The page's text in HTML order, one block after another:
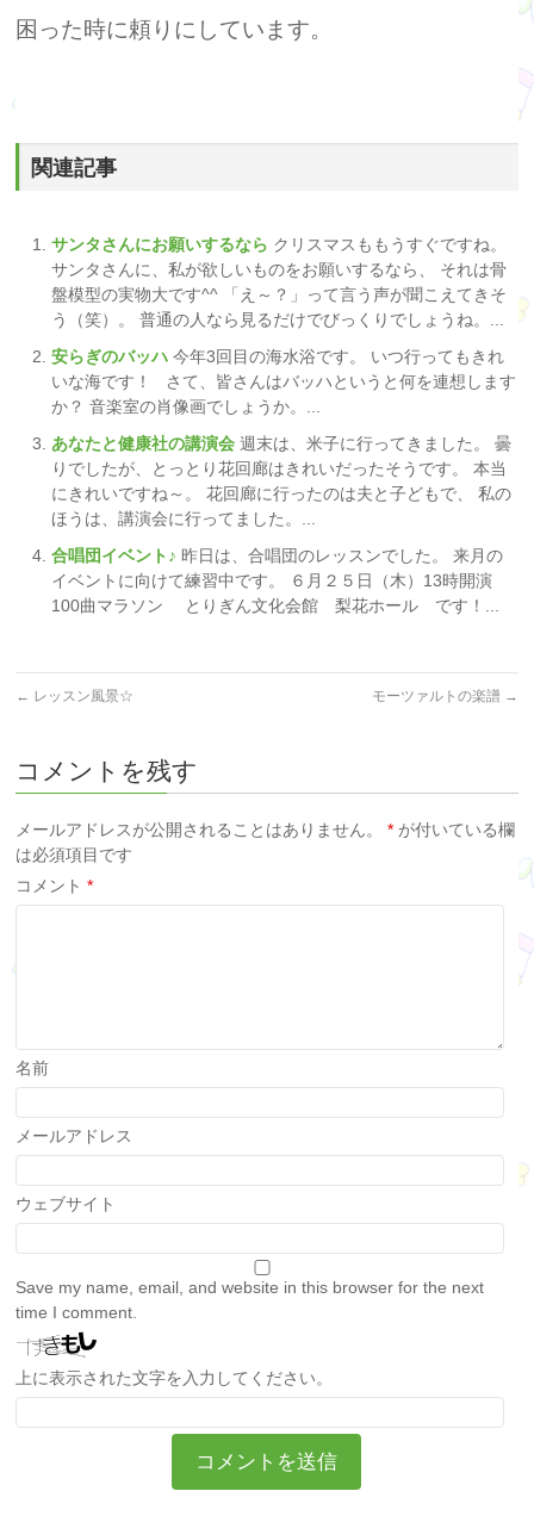
困った時に頼りにしています。
関連記事
サンタさんにお願いするなら クリスマスももうすぐですね。
サンタさんに、私が欲しいものをお願いするなら、 それは骨
盤模型の実物大です^^ 「え～？」って言う声が聞こえてきそ
う（笑）。 普通の人なら見るだけでびっくりでしょうね。...
安らぎのバッハ今年3回目の海水浴です。 いつ行ってもきれ
いな海です！ さて、皆さんはバッハというと何を連想します
か？ 音楽室の肖像画でしょうか。...
あなたと健康社の講演会週末は、米子に行ってきました。 曇
りでしたが、とっとり花回廊はきれいだったそうです。 本当
にきれいですね～。 花回廊に行ったのは夫と子どもで、 私の
ほうは、講演会に行ってました。...
合唱団イベント♪ 昨日は、合唱団のレッスンでした。 来月の
イベントに向けて練習中です。 ６月２５日（木）13時開演
100曲マラソン とりぎん文化会館 梨花ホール です！...
← レッスン風景☆ モーツァルトの楽譜 →
コメントを残す
メールアドレスが公開されることはありません。 * が付いている欄
は必須項目です
コメント*
名前
メールアドレス
ウェブサイト
Save my name, email, and website in this browser for the next
time I comment.
上に表示された文字を入力してください。